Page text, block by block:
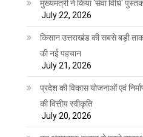
मुख्यमंत्री ने किया ‘सेवा विधि‘
July 22, 2026
किसान उत्तराखंड की सबसे बड़ी
की नई पहचान
July 21, 2026
प्रदेश की विकास योजनाओं एवं
की वित्तीय स्वीकृति
July 20, 2026